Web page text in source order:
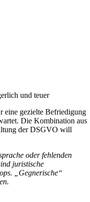
und teuer
eine gezielte Befriedigung
Die Kombination aus
der DSGVO will
oder fehlenden
juristische
„Gegnerische“